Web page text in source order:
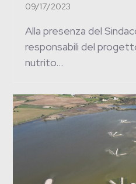
09/17/2023
Alla presenza del
responsabili del
nutrito…